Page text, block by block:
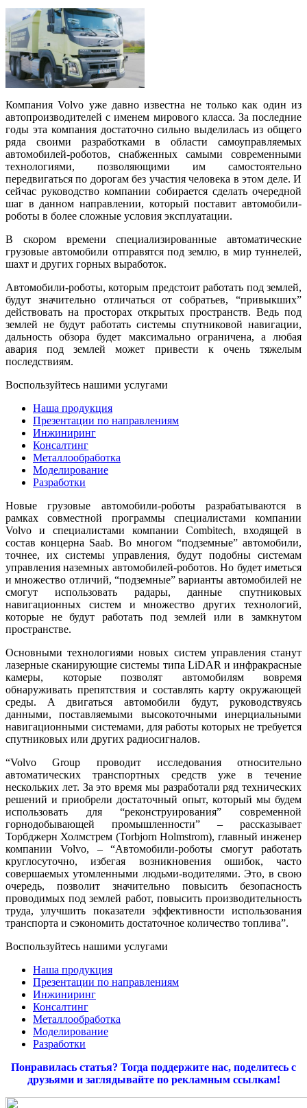
Компания Volvo уже давно известна не только как один из
автопроизводителей с именем мирового класса. За последние
годы эта компания достаточно сильно выделилась из общего
ряда своими разработками в области самоуправляемых
автомобилей-роботов, снабженных самыми современными
технологиями, позволяющими им самостоятельно
передвигаться по дорогам без участия человека в этом деле. И
сейчас руководство компании собирается сделать очередной
шаг в данном направлении, который поставит автомобили-
роботы в более сложные условия эксплуатации.
В скором времени специализированные автоматические
грузовые автомобили отправятся под землю, в мир туннелей,
шахт и других горных выработок.
Автомобили-роботы, которым предстоит работать под землей,
будут значительно отличаться от собратьев, “привыкших”
действовать на просторах открытых пространств. Ведь под
землей не будут работать системы спутниковой навигации,
дальность обзора будет максимально ограничена, а любая
авария под землей может привести к очень тяжелым
последствиям.
Воспользуйтесь нашими услугами
Наша продукция
Презентации по направлениям
Инжиниринг
Консалтинг
Металлообработка
Моделирование
Разработки
Новые грузовые автомобили-роботы разрабатываются в
рамках совместной программы специалистами компании
Volvo и специалистами компании Combitech, входящей в
состав концерна Saab. Во многом “подземные” автомобили,
точнее, их системы управления, будут подобны системам
управления наземных автомобилей-роботов. Но будет иметься
и множество отличий, “подземные” варианты автомобилей не
смогут использовать радары, данные спутниковых
навигационных систем и множество других технологий,
которые не будут работать под землей или в замкнутом
пространстве.
Основными технологиями новых систем управления станут
лазерные сканирующие системы типа LiDAR и инфракрасные
камеры, которые позволят автомобилям вовремя
обнаруживать препятствия и составлять карту окружающей
среды. А двигаться автомобили будут, руководствуясь
данными, поставляемыми высокоточными инерциальными
навигационными системами, для работы которых не требуется
спутниковых или других радиосигналов.
“Volvo Group проводит исследования относительно
автоматических транспортных средств уже в течение
нескольких лет. За это время мы разработали ряд технических
решений и приобрели достаточный опыт, который мы будем
использовать для “реконструирования” современной
горнодобывающей промышленности” – рассказывает
Торбджерн Холмстрем (Torbjorn Holmstrom), главный инженер
компании Volvo, – “Автомобили-роботы смогут работать
круглосуточно, избегая возникновения ошибок, часто
совершаемых утомленными людьми-водителями. Это, в свою
очередь, позволит значительно повысить безопасность
проводимых под землей работ, повысить производительность
труда, улучшить показатели эффективности использования
транспорта и сэкономить достаточное количество топлива”.
Воспользуйтесь нашими услугами
Наша продукция
Презентации по направлениям
Инжиниринг
Консалтинг
Металлообработка
Моделирование
Разработки
Понравилась статья? Тогда поддержите нас, поделитесь с
друзьями и заглядывайте по рекламным ссылкам!